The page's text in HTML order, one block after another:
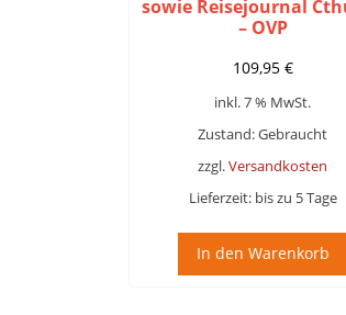
sowie Reisejournal
– OVP
109,95 €
inkl. 7 % MwSt.
Zustand: Gebraucht
zzgl.Versandkosten
Lieferzeit: bis zu 5 Tage
In den Warenkorb